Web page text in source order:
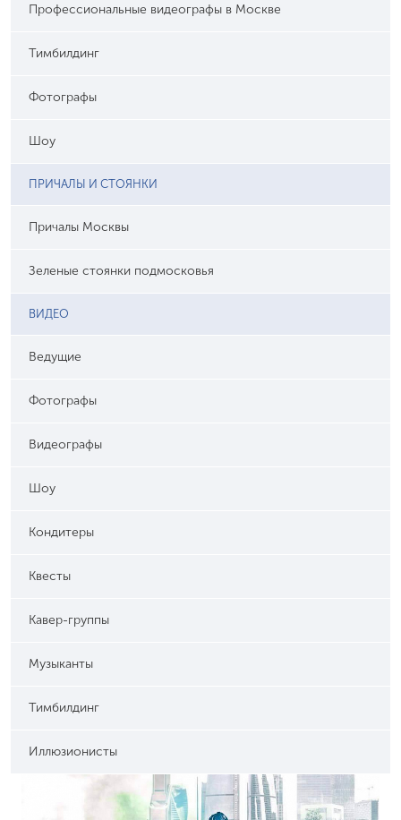
Профессиональные видеографы в Москве
Тимбилдинг
Фотографы
Шоу
ПРИЧАЛЫ И СТОЯНКИ
Причалы Москвы
Зеленые стоянки подмосковья
ВИДЕО
Ведущие
Фотографы
Видеографы
Шоу
Кондитеры
Квесты
Кавер-группы
Музыканты
Тимбилдинг
Иллюзионисты